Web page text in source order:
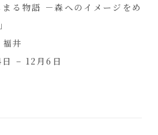
る物語 －森へのイメージをめ
井
– 12月6日